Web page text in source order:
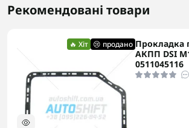
Рекомендовані товари
🔥 Хіт 😢 продано Прокладка
АКПП DSI
0511045116